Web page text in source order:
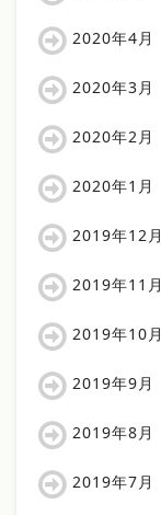
2020年4月
2020年3月
2020年2月
2020年1月
2019年12月
2019年11月
2019年10月
2019年9月
2019年8月
2019年7月